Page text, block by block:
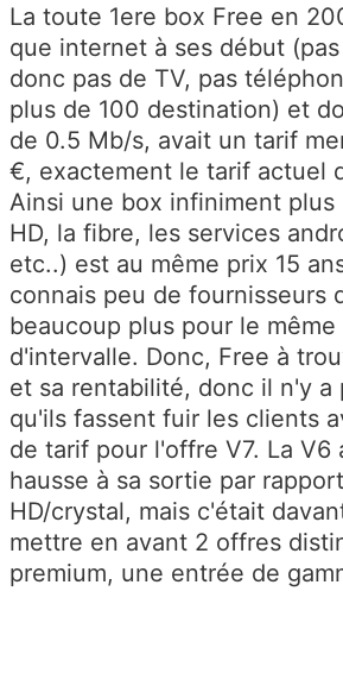
La toute 1ere box Free en
que internet à ses début
donc pas de TV, pas
plus de 100 destination) et
de 0.5 Mb/s, avait un tarif
€, exactement le tarif actuel
Ainsi une box infiniment plus
HD, la fibre, les services
etc..) est au même prix 15
connais peu de fournisseurs
beaucoup plus pour le même
d'intervalle. Donc, Free à
et sa rentabilité, donc il n'y a
qu'ils fassent fuir les clients
de tarif pour l'offre V7. La V6
hausse à sa sortie par
HD/crystal, mais c'était
mettre en avant 2 offres
premium, une entrée de